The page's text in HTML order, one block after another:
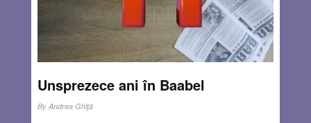
Unsprezece ani în Baabel
By Andrea Ghiţă